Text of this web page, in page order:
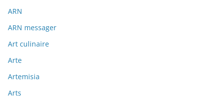
ARN
ARN messager
Art culinaire
Arte
Artemisia
Arts